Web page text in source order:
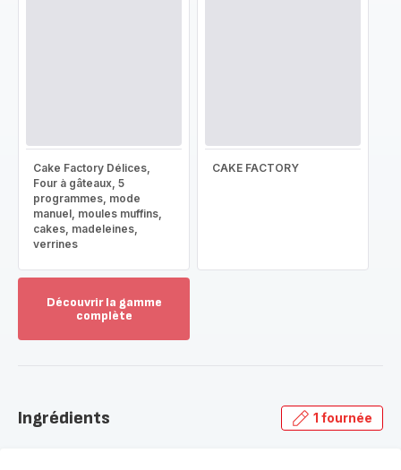
Cake Factory Délices,
Four à gâteaux, 5
programmes, mode
manuel, moules muffins,
cakes, madeleines,
verrines
CAKE FACTORY
Découvrir la gamme
complète
gamme
Ingrédients 1 fournée